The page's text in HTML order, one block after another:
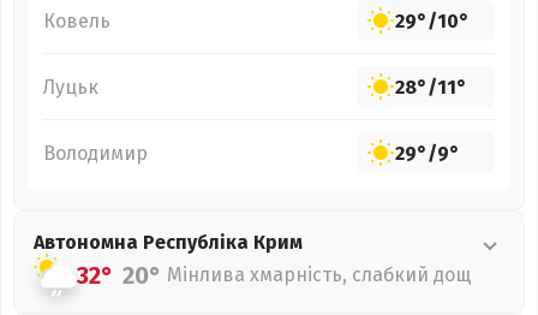
Ковель 29°/10°
Луцьк 28°/11°
Володимир 29°/9°
Автономна Республіка Крим
32° 20° Мінлива хмарність, слабкий дощ